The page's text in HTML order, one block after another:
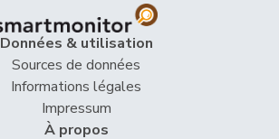
Données & utilisation
Sources de données
Informations légales
Impressum
À propos